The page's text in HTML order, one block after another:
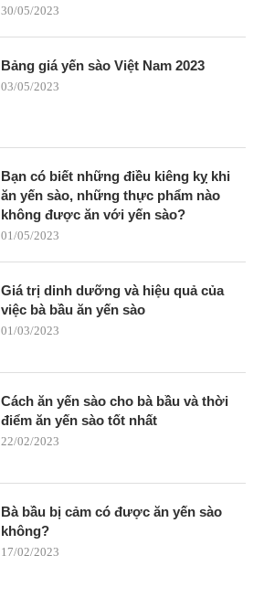
30/05/2023
Bảng giá yến sào Việt Nam 2023
03/05/2023
Bạn có biết những điều kiêng kỵ khi
ăn yến sào, những thực phẩm nào
không được ăn với yến sào?
01/05/2023
Giá trị dinh dưỡng và hiệu quả của
việc bà bầu ăn yến sào
01/03/2023
Cách ăn yến sào cho bà bầu và thời
điểm ăn yến sào tốt nhất
22/02/2023
Bà bầu bị cảm có được ăn yến sào
không?
17/02/2023